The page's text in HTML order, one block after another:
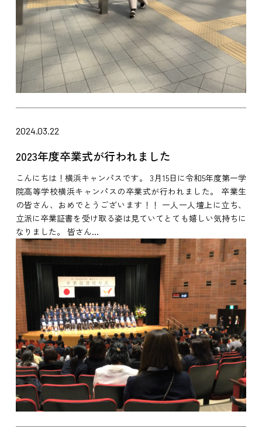
2024.03.22
2023年度卒業式が行われました
こんにちは！横浜キャンパスです。 3月15日に令和5年度第一学
院高等学校横浜キャンパスの卒業式が行われました。 卒業生
の皆さん、おめでとうございます！！ 一人一人壇上に立ち、
立派に卒業証書を受け取る姿は見ていてとても嬉しい気持ちに
なりました。 皆さん...